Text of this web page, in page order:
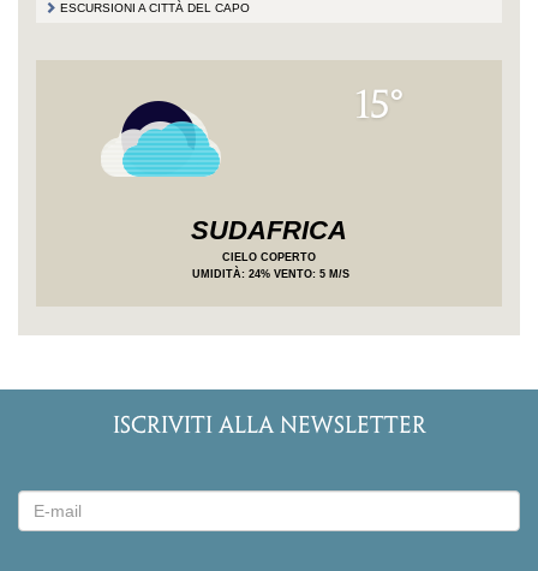
ESCURSIONI A CITTÀ DEL CAPO
15°
SUDAFRICA
CIELO COPERTO
UMIDITÀ: 24% VENTO: 5 M/S
ISCRIVITI ALLA NEWSLETTER